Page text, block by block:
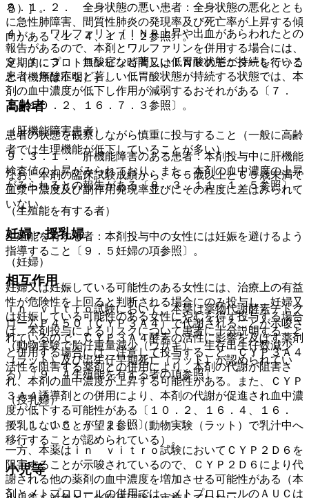
る）］。
４）． ワルファリン［ＩＮＲ上昇や出血があらわれたとの
報告があるので、本剤とワルファリンを併用する場合には、
定期的にプロトロンビン時間又はＩＮＲのモニターを行うこ
と（機序は不明）］。
高齢者
患者の状態を観察しながら慎重に投与すること（一般に高齢
者では生理機能が低下していることが多い）。
なお、本剤の臨床試験成績から、６５歳以上と６５歳未満で
血漿中濃度及び副作用発現率並びにその程度に差はみられて
いない。
妊婦・授乳婦
（妊婦）
妊婦又は妊娠している可能性のある女性には、治療上の有益
性が危険性を上回ると判断される場合にのみ投与し、妊婦又
は妊娠している可能性のある女性にやむを得ず投与する場合
は、本剤投与によるリスクについて患者に十分説明すること
（動物実験で胎仔重量減少（ウサギ）、生存出生仔数減少
（ラット）及び出生仔早期死亡（ラット）が認められてい
る）〔９．４生殖能を有する者の項参照〕。
（授乳婦）
授乳しないことが望ましい（動物実験（ラット）で乳汁中へ
移行することが認められている）。
小児等
９．１．２． 全身状態の悪い患者：全身状態の悪化ととも
に急性肺障害、間質性肺炎の発現率及び死亡率が上昇する傾
向がある〔１．４、１７．２参照〕。
９．１．３． 無酸症など著しい低胃酸状態が持続している
患者：無酸症など著しい低胃酸状態が持続する状態では、本
剤の血中濃度が低下し作用が減弱するおそれがある〔７．
１、１０．２、１６．７．３参照〕。
（肝機能障害患者）
９．３．１． 肝機能障害のある患者：本剤投与中に肝機能
検査値の上昇がみられており、また、本剤の血中濃度の上昇
がみられるとの報告がある〔８．３、１１．１．５参照〕。
（生殖能を有する者）
生殖能を有する者：本剤投与中の女性には妊娠を避けるよう
指導すること〔９．５妊婦の項参照〕。
相互作用
ｉｎ ｖｉｔｒｏ試験において、本薬は薬物代謝酵素チトク
ロームＰ４５０（ＣＹＰ３Ａ４）で代謝されることが示唆さ
れているので、ＣＹＰ３Ａ４酵素の活性に影響を及ぼす薬剤
と併用する場合には、注意して投与すること。ＣＹＰ３Ａ４
活性を阻害する薬剤との併用により、本剤の代謝が阻害さ
れ、本剤の血中濃度が上昇する可能性がある。また、ＣＹＰ
３Ａ４誘導剤との併用により、本剤の代謝が促進され血中濃
度が低下する可能性がある〔１０．２、１６．４、１６．
７．１、１６．７．２参照〕。
一方、本薬はｉｎ ｖｉｔｒｏ試験においてＣＹＰ２Ｄ６を
阻害することが示唆されているので、ＣＹＰ２Ｄ６により代
謝される他の薬剤の血中濃度を増加させる可能性がある（本
剤とメトプロロールの併用では、メトプロロールのＡＵＣは